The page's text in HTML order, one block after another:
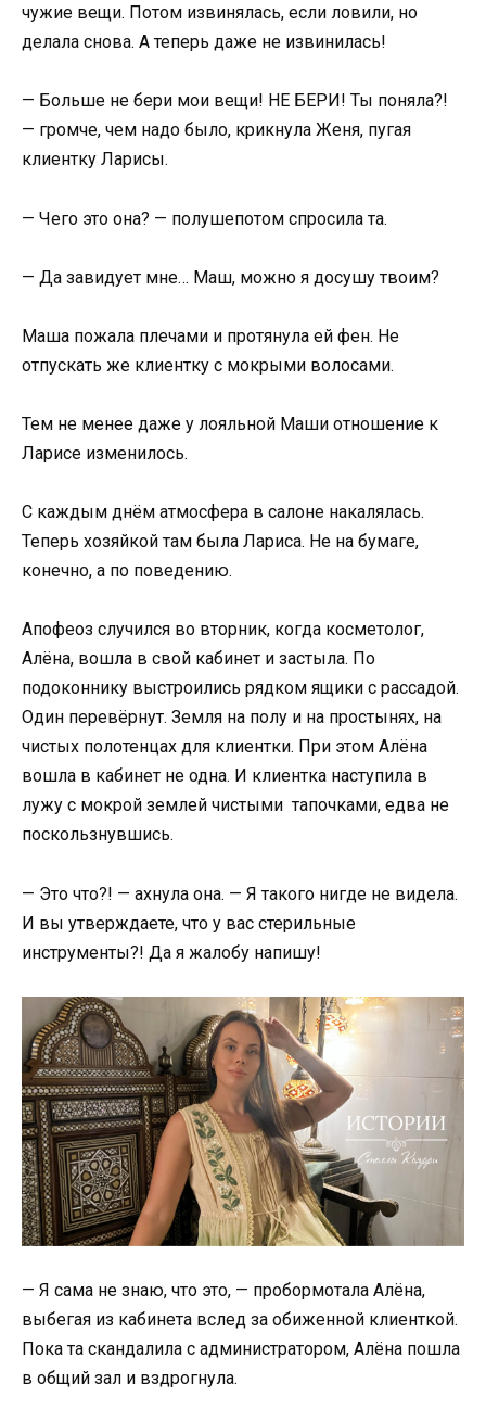
чужие вещи. Потом извинялась, если ловили, но
делала снова. А теперь даже не извинилась!
— Больше не бери мои вещи! НЕ БЕРИ! Ты поняла?!
— громче, чем надо было, крикнула Женя, пугая
клиентку Ларисы.
— Чего это она? — полушепотом спросила та.
— Да завидует мне… Маш, можно я досушу твоим?
Маша пожала плечами и протянула ей фен. Не
отпускать же клиентку с мокрыми волосами.
Тем не менее даже у лояльной Маши отношение к
Ларисе изменилось.
С каждым днём атмосфера в салоне накалялась.
Теперь хозяйкой там была Лариса. Не на бумаге,
конечно, а по поведению.
Апофеоз случился во вторник, когда косметолог,
Алёна, вошла в свой кабинет и застыла. По
подоконнику выстроились рядком ящики с рассадой.
Один перевёрнут. Земля на полу и на простынях, на
чистых полотенцах для клиентки. При этом Алёна
вошла в кабинет не одна. И клиентка наступила в
лужу с мокрой землей чистыми тапочками, едва не
поскользнувшись.
— Это что?! — ахнула она. — Я такого нигде не видела.
И вы утверждаете, что у вас стерильные
инструменты?! Да я жалобу напишу!
— Я сама не знаю, что это, — пробормотала Алёна,
выбегая из кабинета вслед за обиженной клиенткой.
Пока та скандалила с администратором, Алёна пошла
в общий зал и вздрогнула.